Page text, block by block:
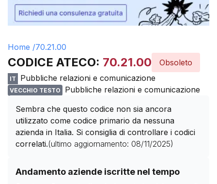
Home /70.21.00
CODICE ATECO: 70.21.00 Obsoleto
IT Pubbliche relazioni e comunicazione
VECCHIO TESTO
Pubbliche relazioni e comunicazione
Sembra che questo codice non sia ancora
utilizzato come codice primario da nessuna
azienda in Italia. Si consiglia di controllare i codici
correlati.(ultimo aggiornamento: 08/11/2025)
Andamento aziende iscritte nel tempo
Storico numero di aziende con codice ATECO